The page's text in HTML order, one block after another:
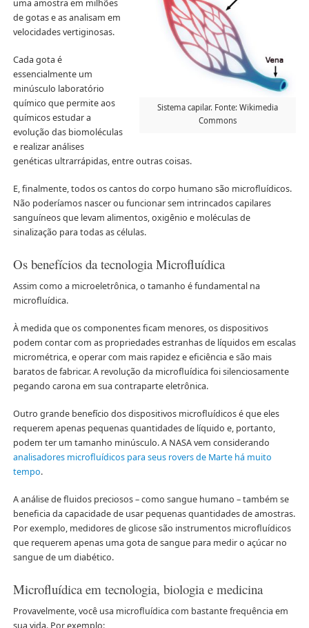
Sistema capilar. Fonte: Wikimedia
Commons
uma amostra em milhões
de gotas e as analisam em
velocidades vertiginosas.
Cada gota é
essencialmente um
minúsculo laboratório
químico que permite aos
químicos estudar a
evolução das biomoléculas
e realizar análises
genéticas ultrarrápidas, entre outras coisas.
E, finalmente, todos os cantos do corpo humano são microfluídicos.
Não poderíamos nascer ou funcionar sem intrincados capilares
sanguíneos que levam alimentos, oxigênio e moléculas de
sinalização para todas as células.
Os benefícios da tecnologia Microfluídica
Assim como a microeletrônica, o tamanho é fundamental na
microfluídica.
À medida que os componentes ficam menores, os dispositivos
podem contar com as propriedades estranhas de líquidos em escalas
micrométrica, e operar com mais rapidez e eficiência e são mais
baratos de fabricar. A revolução da microfluídica foi silenciosamente
pegando carona em sua contraparte eletrônica.
Outro grande benefício dos dispositivos microfluídicos é que eles
requerem apenas pequenas quantidades de líquido e, portanto,
podem ter um tamanho minúsculo. A NASA vem considerando
analisadores microfluídicos para seus rovers de Marte há muito
tempo.
A análise de fluidos preciosos – como sangue humano – também se
beneficia da capacidade de usar pequenas quantidades de amostras.
Por exemplo, medidores de glicose são instrumentos microfluídicos
que requerem apenas uma gota de sangue para medir o açúcar no
sangue de um diabético.
Microfluídica em tecnologia, biologia e medicina
Provavelmente, você usa microfluídica com bastante frequência em
sua vida. Por exemplo: